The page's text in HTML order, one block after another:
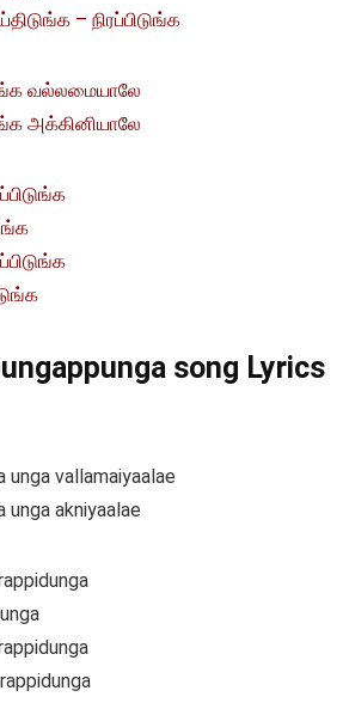
– நிரப்பிடுங்க
வல்லமையாலே
அக்கினியாலே
song Lyrics
unga vallamaiyaalae
unga akniyaalae